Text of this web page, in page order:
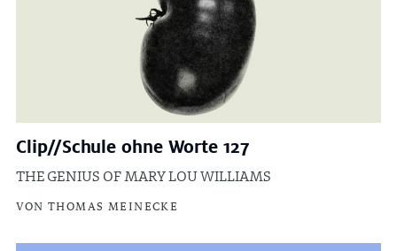
Clip//Schule ohne Worte 127
THE GENIUS OF MARY LOU WILLIAMS
VON THOMAS MEINECKE